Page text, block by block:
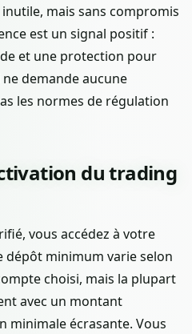
mais sans compromis
est un signal positif :
et une protection pour
demande aucune
les normes de régulation
du trading
vous accédez à votre
dépôt minimum varie selon
choisi, mais la plupart
avec un montant
minimale écrasante. Vous